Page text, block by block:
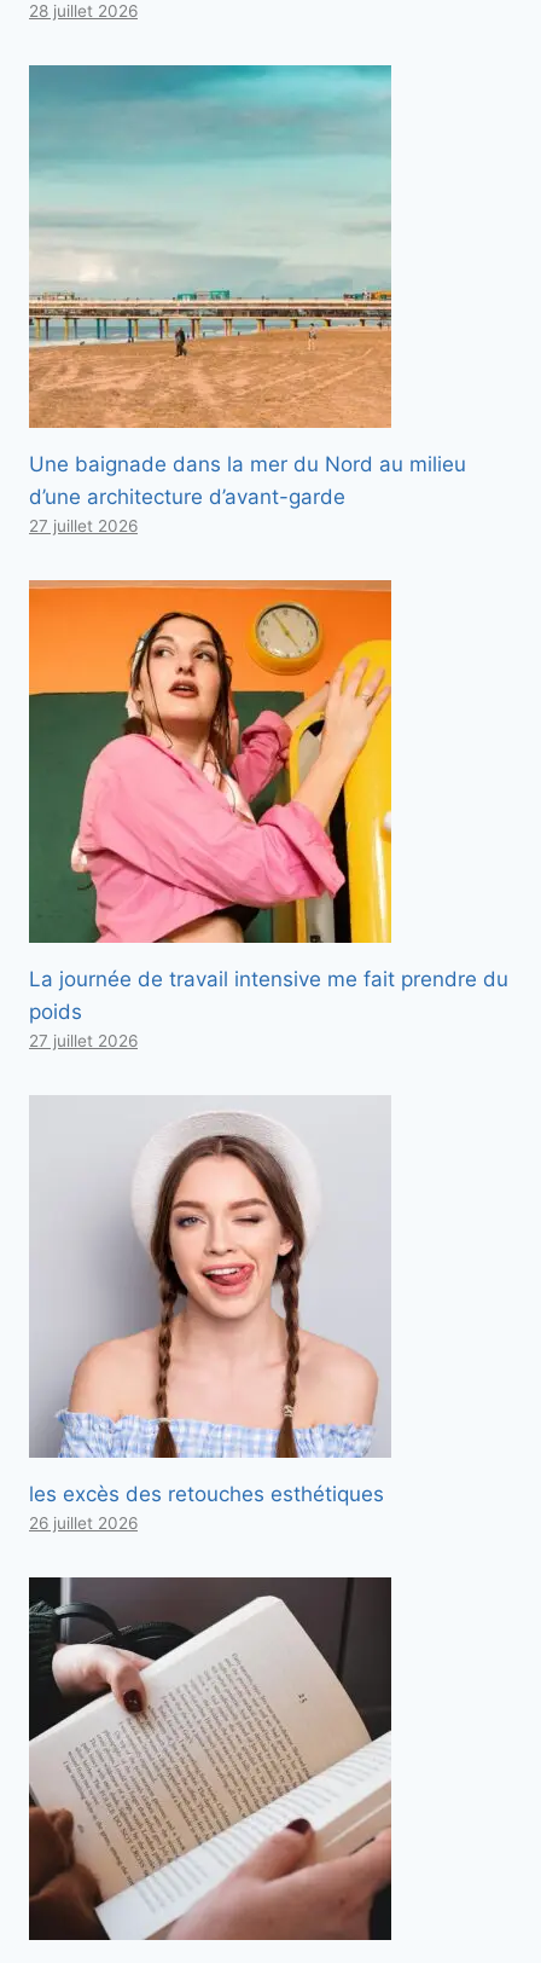
28 juillet 2026
Une baignade dans la mer du Nord au milieu
d’une architecture d’avant-garde
27 juillet 2026
La journée de travail intensive me fait prendre du
poids
27 juillet 2026
les excès des retouches esthétiques
26 juillet 2026